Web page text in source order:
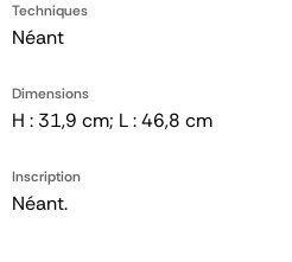
Techniques
Néant
Dimensions
H : 31,9 cm; L : 46,8 cm
Inscription
Néant.